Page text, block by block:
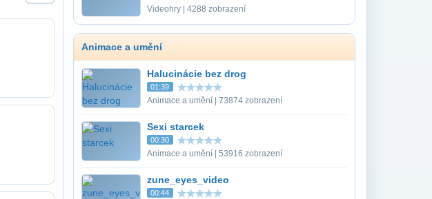
Videohry | 4288 zobrazení
Animace a umění
Halucinácie bez drog
01:39
Animace a umění | 73874 zobrazení
Sexi starcek
00:30
Animace a umění | 53916 zobrazení
zune_eyes_video
00:44